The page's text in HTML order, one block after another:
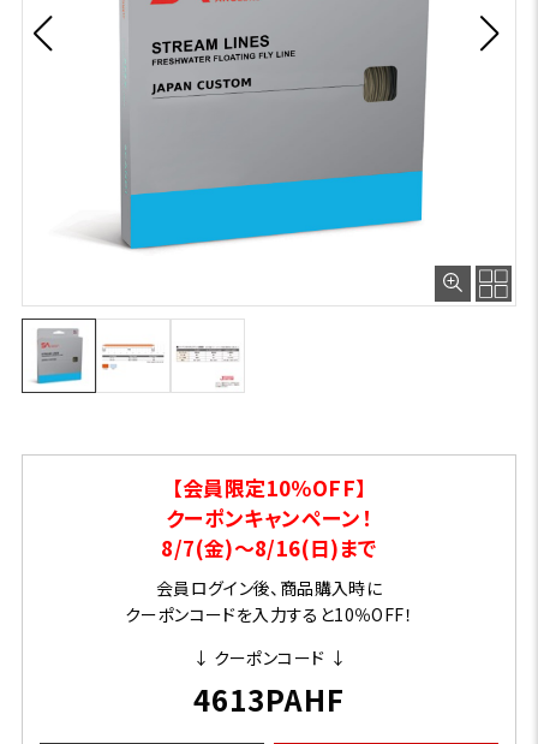
【会員限定10％OFF】
クーポンキャンペーン！
8/7(金)～8/16(日)まで
会員ログイン後、商品購入時に
クーポンコードを入力すると10％OFF！
↓ クーポンコード ↓
4613PAHF